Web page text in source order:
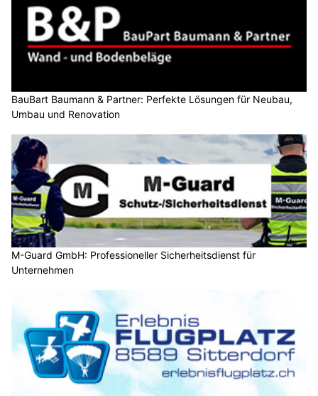
BauBart Baumann & Partner: Perfekte Lösungen für Neubau,
Umbau und Renovation
M-Guard GmbH: Professioneller Sicherheitsdienst für
Unternehmen